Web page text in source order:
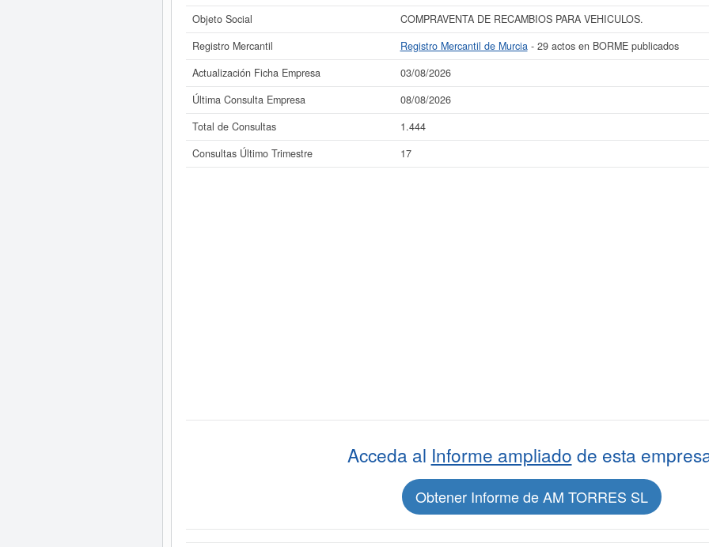
Objeto Social
COMPRAVENTA DE RECAMBIOS PARA VEHICULOS.
Registro Mercantil
Registro Mercantil de Murcia- 29 actos en BORME publicados
Actualización Ficha Empresa
03/08/2026
Última Consulta Empresa
08/08/2026
Total de Consultas
1.444
Consultas Último Trimestre
17
Acceda al Informe ampliado de esta
Obtener Informe de AM TORRES SL